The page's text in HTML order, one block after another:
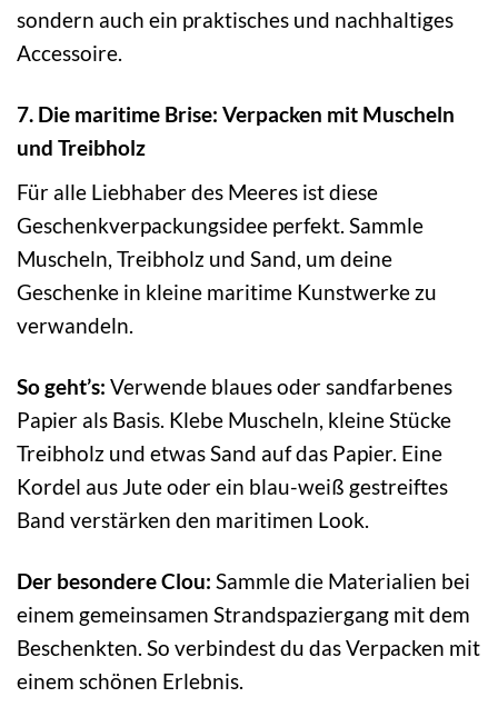
sondern auch ein praktisches und nachhaltiges
Accessoire.
7. Die maritime Brise: Verpacken mit Muscheln
und Treibholz
Für alle Liebhaber des Meeres ist diese
Geschenkverpackungsidee perfekt. Sammle
Muscheln, Treibholz und Sand, um deine
Geschenke in kleine maritime Kunstwerke zu
verwandeln.
So geht’s: Verwende blaues oder sandfarbenes
Papier als Basis. Klebe Muscheln, kleine Stücke
Treibholz und etwas Sand auf das Papier. Eine
Kordel aus Jute oder ein blau-weiß gestreiftes
Band verstärken den maritimen Look.
Der besondere Clou: Sammle die Materialien bei
einem gemeinsamen Strandspaziergang mit dem
Beschenkten. So verbindest du das Verpacken mit
einem schönen Erlebnis.